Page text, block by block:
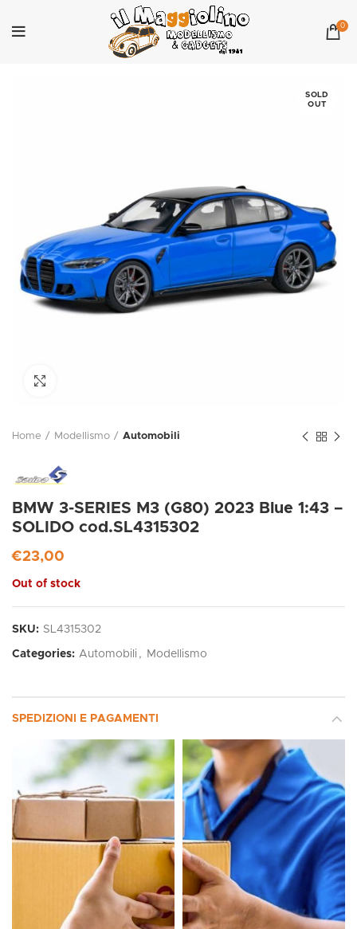
0
SOLD
OUT
Home Modellismo Automobili
BMW 3-SERIES M3 (G80) 2023 Blue 1:43 –
SOLIDO cod.SL4315302
€23,00
Out of stock
SKU: SL4315302
Categories: Automobili , Modellismo
SPEDIZIONI E PAGAMENTI